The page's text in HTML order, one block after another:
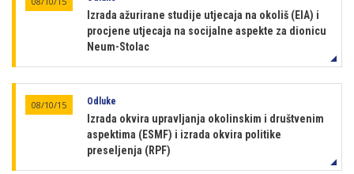
Izrada ažurirane studije utjecaja na okoliš (EIA) i
procjene utjecaja na socijalne aspekte za dionicu
Neum-Stolac
08/10/15 Odluke
Izrada okvira upravljanja okolinskim i društvenim
aspektima (ESMF) i izrada okvira politike
preseljenja (RPF)